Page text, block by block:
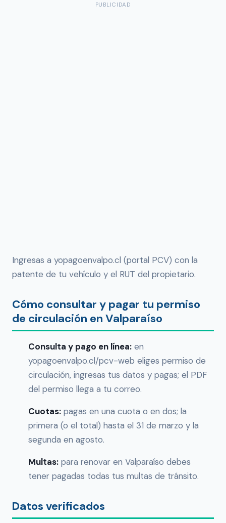
PUBLICIDAD
Ingresas a yopagoenvalpo.cl (portal PCV) con la
patente de tu vehículo y el RUT del propietario.
Cómo consultar y pagar tu permiso
de circulación en Valparaíso
Consulta y pago en línea: en
yopagoenvalpo.cl/pcv-web eliges permiso de
circulación, ingresas tus datos y pagas; el PDF
del permiso llega a tu correo.
Cuotas: pagas en una cuota o en dos; la
primera (o el total) hasta el 31 de marzo y la
segunda en agosto.
Multas: para renovar en Valparaíso debes
tener pagadas todas tus multas de tránsito.
Datos verificados